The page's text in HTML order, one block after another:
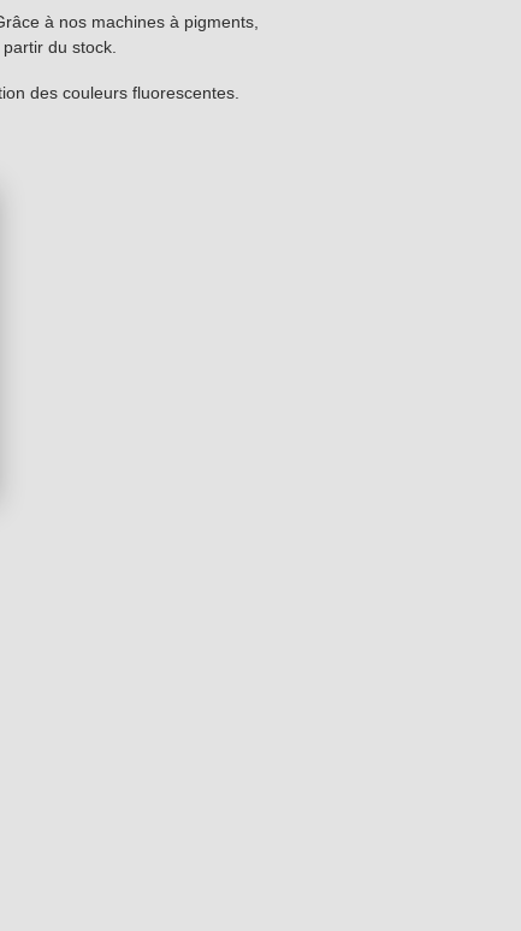
à nos machines à pigments,
du stock.
des couleurs fluorescentes.